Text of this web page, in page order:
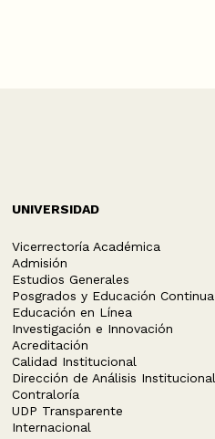
UNIVERSIDAD
Vicerrectoría Académica
Admisión
Estudios Generales
Posgrados y Educación Continua
Educación en Línea
Investigación e Innovación
Acreditación
Calidad Institucional
Dirección de Análisis Institucional
Contraloría
UDP Transparente
Internacional